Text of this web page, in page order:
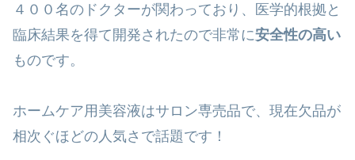
４００名のドクターが関わっており、医学的根拠と
臨床結果を得て開発されたので非常に安全性の高い
ものです。
ホームケア用美容液はサロン専売品で、現在欠品が
相次ぐほどの人気さで話題です！